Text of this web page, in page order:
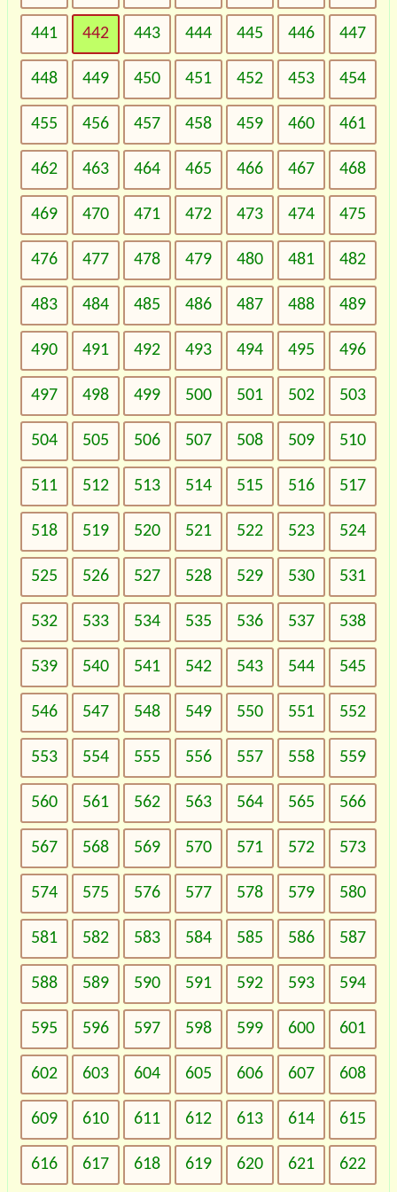
441 442 443 444 445 446 447
448 449 450 451 452 453 454
455 456 457 458 459 460 461
462 463 464 465 466 467 468
469 470 471 472 473 474 475
476 477 478 479 480 481 482
483 484 485 486 487 488 489
490 491 492 493 494 495 496
497 498 499 500 501 502 503
504 505 506 507 508 509 510
511 512 513 514 515 516 517
518 519 520 521 522 523 524
525 526 527 528 529 530 531
532 533 534 535 536 537 538
539 540 541 542 543 544 545
546 547 548 549 550 551 552
553 554 555 556 557 558 559
560 561 562 563 564 565 566
567 568 569 570 571 572 573
574 575 576 577 578 579 580
581 582 583 584 585 586 587
588 589 590 591 592 593 594
595 596 597 598 599 600 601
602 603 604 605 606 607 608
609 610 611 612 613 614 615
616 617 618 619 620 621 622